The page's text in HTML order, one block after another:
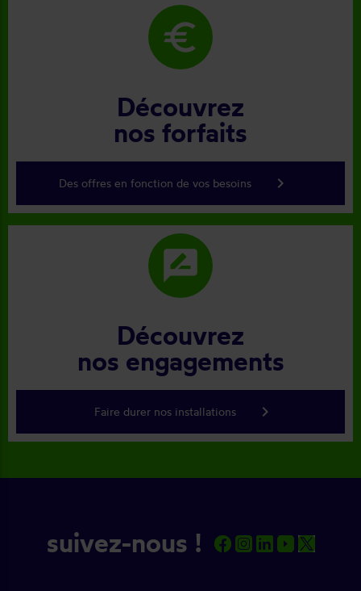
euro
Découvrez
nos forfaits
Des offres en fonction de vos besoins keyboard_arrow_right
rate_review
Découvrez
nos engagements
Faire durer nos installations keyboard_arrow_right
suivez-nous !